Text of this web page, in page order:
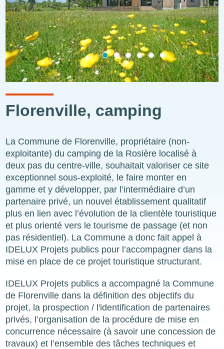
Florenville, camping
La Commune de Florenville, propriétaire (non-
exploitante) du camping de la Rosière localisé à
deux pas du centre-ville, souhaitait valoriser ce site
exceptionnel sous-exploité, le faire monter en
gamme et y développer, par l’intermédiaire d’un
partenaire privé, un nouvel établissement qualitatif
plus en lien avec l’évolution de la clientèle touristique
et plus orienté vers le tourisme de passage (et non
pas résidentiel). La Commune a donc fait appel à
IDELUX Projets publics pour l’accompagner dans la
mise en place de ce projet touristique structurant.
IDELUX Projets publics a accompagné la Commune
de Florenville dans la définition des objectifs du
projet, la prospection / l'identification de partenaires
privés, l’organisation de la procédure de mise en
concurrence nécessaire (à savoir une concession de
travaux) et l’ensemble des tâches techniques et